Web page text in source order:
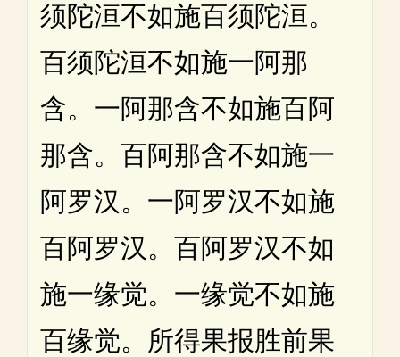
须陀洹不如施百须陀洹。
百须陀洹不如施一阿那
含。一阿那含不如施百阿
那含。百阿那含不如施一
阿罗汉。一阿罗汉不如施
百阿罗汉。百阿罗汉不如
施一缘觉。一缘觉不如施
百缘觉。所得果报胜前果